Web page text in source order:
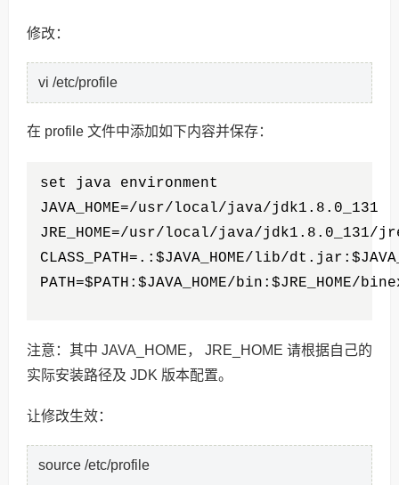
修改：
vi /etc/profile
在 profile 文件中添加如下内容并保存：
set java environment
JAVA_HOME=/usr/local/java/
JRE_HOME=/usr/local/java/
CLASS_PATH=.:$JAVA_HOME/lib/
PATH=$PATH:$JAVA_HOME/bin:$JRE_HOME/
注意：其中 JAVA_HOME， JRE_HOME 请根据自己的
实际安装路径及 JDK 版本配置。
让修改生效：
source /etc/profile